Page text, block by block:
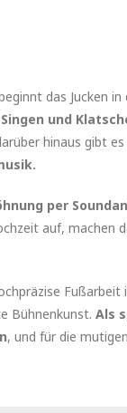
das Jucken in
Singen und
hinaus gibt es
per
auf, machen
Bühnenkunst. Als
, und für die